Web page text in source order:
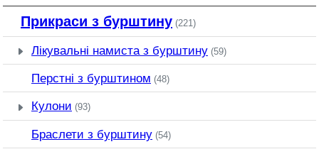
Прикраси з бурштину (221)
Лікувальні намиста з бурштину (59)
Перстні з бурштином (48)
Кулони (93)
Браслети з бурштину (54)